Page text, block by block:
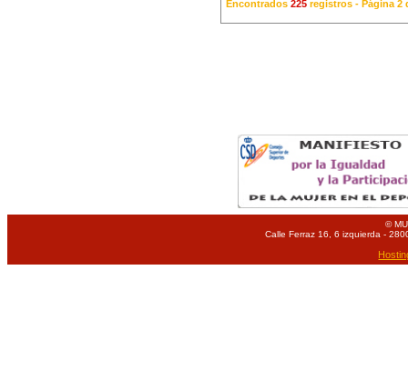
Encontrados 225 registros - Página
©
Calle Ferraz 16, 6 izquierda -